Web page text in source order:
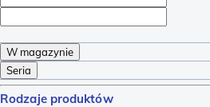
W magazynie
Seria
Rodzaje produktów